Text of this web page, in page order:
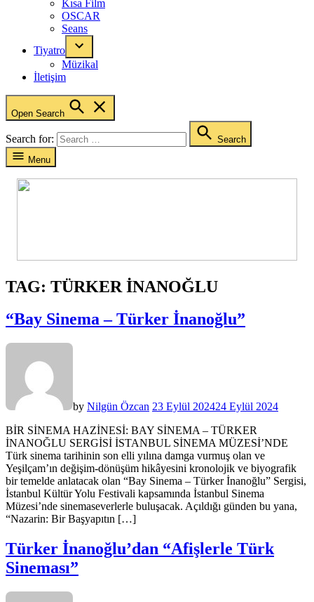
Kısa Film
OSCAR
Seans
Tiyatro
Müzikal
İletişim
Open Search
Search for:
Search
Menu
TAG: TÜRKER İNANOĞLU
“Bay Sinema – Türker İnanoğlu”
by Nilgün Özcan 23 Eylül 202424 Eylül 2024
BİR SİNEMA HAZİNESİ: BAY SİNEMA – TÜRKER
İNANOĞLU SERGİSİ İSTANBUL SİNEMA MÜZESİ’NDE
Türk sinema tarihinin son elli yılına damga vurmuş olan ve
Yeşilçam’ın değişim-dönüşüm hikâyesini kronolojik ve biyografik
bir temelde anlatacak olan “Bay Sinema – Türker İnanoğlu” Sergisi,
İstanbul Kültür Yolu Festivali kapsamında İstanbul Sinema
Müzesi’nde sinemaseverlerle buluşacak. Açıldığı günden bu yana,
“Nazarin: Bir Başyapıtın […]
Türker İnanoğlu’dan “Afişlerle Türk
Sineması”